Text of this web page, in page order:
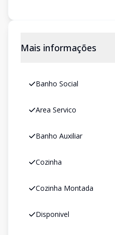
Mais informações
Banho Social
Area Servico
Banho Auxiliar
Cozinha
Cozinha Montada
Disponivel